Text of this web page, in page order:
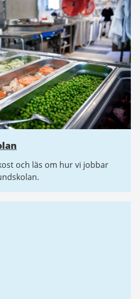
och läs om hur vi jobbar